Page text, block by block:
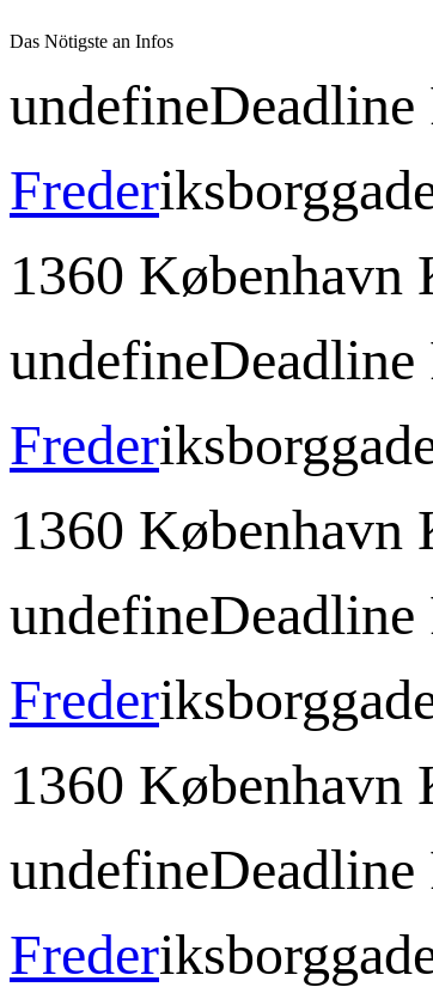
Das Nötigste an Infos
undefineDeadline
Freder
1360 København
undefineDeadline
Freder
1360 København
undefineDeadline
Freder
1360 København
undefineDeadline
Freder